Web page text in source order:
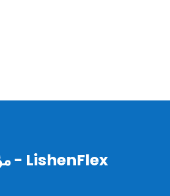
LishenFlex - مؤسسة رائدة في مجال الجودة العالية